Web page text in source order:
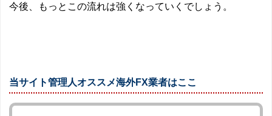
今後、もっとこの流れは強くなっていくでしょう。
当サイト管理人オススメ海外FX業者はここ